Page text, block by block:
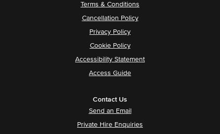
Terms & Conditions
Cancellation Policy
Privacy Policy
Cookie Policy
Accessibility Statement
Access Guide
Contact Us
Send an Email
Private Hire Enquiries